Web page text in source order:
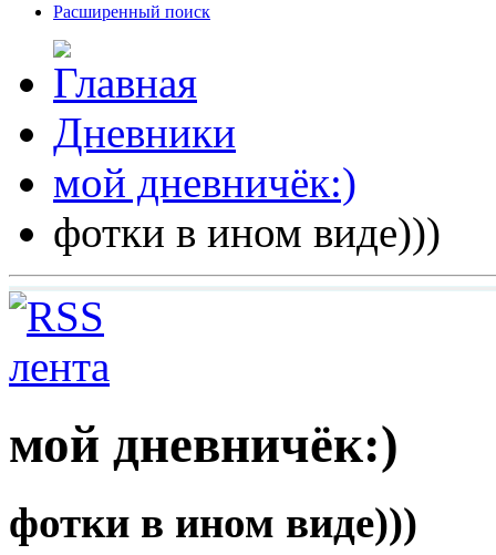
Расширенный поиск
Дневники
мой дневничёк:)
фотки в ином виде)))
мой дневничёк:)
фотки в ином виде)))